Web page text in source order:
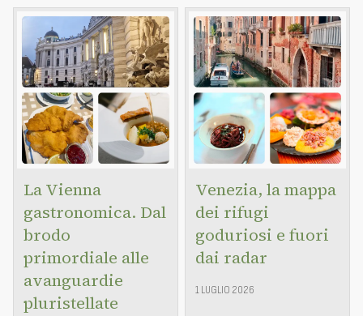
La Vienna
gastronomica. Dal
brodo
primordiale alle
avanguardie
pluristellate
Venezia, la mappa
dei rifugi
goduriosi e fuori
dai radar
1 LUGLIO 2026